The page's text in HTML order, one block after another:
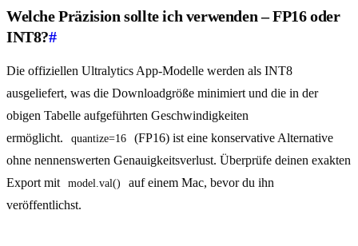
Welche Präzision sollte ich verwenden – FP16 oder
INT8?#
Die offiziellen Ultralytics App-Modelle werden als INT8
ausgeliefert, was die Downloadgröße minimiert und die in der
obigen Tabelle aufgeführten Geschwindigkeiten
ermöglicht.
quantize=16
(FP16) ist eine konservative Alternative
ohne nennenswerten Genauigkeitsverlust. Überprüfe deinen exakten
Export mit
model.val()
auf einem Mac, bevor du ihn
veröffentlichst.